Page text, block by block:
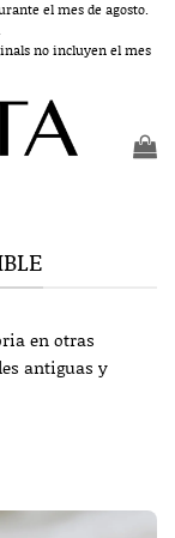
el mes de agosto.
no incluyen el mes
en otras
antiguas y